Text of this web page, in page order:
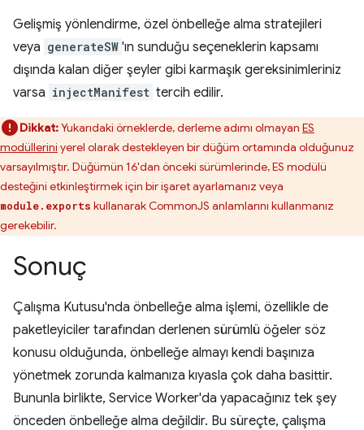
Gelişmiş yönlendirme, özel önbelleğe alma stratejileri
veya generateSW 'ın sunduğu seçeneklerin kapsamı
dışında kalan diğer şeyler gibi karmaşık gereksinimleriniz
varsa injectManifest tercih edilir.
Dikkat:Yukarıdaki örneklerde, derleme adımı olmayan ES
modüllerini yerel olarak destekleyen bir düğüm ortamında olduğunuz
varsayılmıştır. Düğümün 16'dan önceki sürümlerinde, ES modülü
desteğini etkinleştirmek için bir işaret ayarlamanız veya
module.exports kullanarak CommonJS anlamlarını kullanmanız
gerekebilir.
Sonuç
Çalışma Kutusu'nda önbelleğe alma işlemi, özellikle de
paketleyiciler tarafından derlenen sürümlü öğeler söz
konusu olduğunda, önbelleğe almayı kendi başınıza
yönetmek zorunda kalmanıza kıyasla çok daha basittir.
Bununla birlikte, Service Worker'da yapacağınız tek şey
önceden önbelleğe alma değildir. Bu süreçte, çalışma